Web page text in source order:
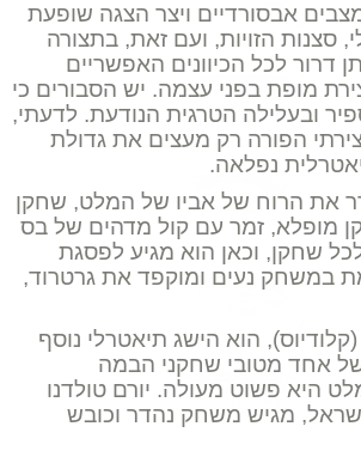
אבסורדיים ויצר הצגה שופעת
סצנות הזויות, ועם זאת, בתצורה
דרור לכל הכיוונים האפשריים
מופת בפני עצמה. יש הסבורים כי
ובעלילה הטרגית הנודעת. לדעתי,
הפורה רק מעצים את גדולת
נפלאה.
את הרוח של אביו של המלט, שחקן
מופלא, זמר עם קול מדהים של בס
שחקן, וכאן הוא מגיע לפסגת
במשחק נעים ומוקפד את גרטרוד,
הוא הישג תיאטרלי נוסף
אחד מטובי שחקני הבמה
היא פשוט מעולה. יורם טולדנו
מגיש משחק נהדר וכובש